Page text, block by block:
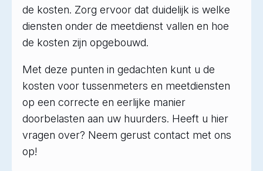
de kosten. Zorg ervoor dat duidelijk is welke
diensten onder de meetdienst vallen en hoe
de kosten zijn opgebouwd.
Met deze punten in gedachten kunt u de
kosten voor tussenmeters en meetdiensten
op een correcte en eerlijke manier
doorbelasten aan uw huurders. Heeft u hier
vragen over? Neem gerust contact met ons
op!